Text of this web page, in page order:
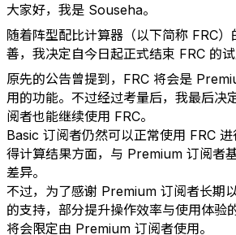
大家好，我是 Souseha。
随着阵型配比计算器（以下简称 FRC）
善，我决定自今日起正式结束 FRC 的试
原先的公告曾提到，FRC 将会是
用的功能。不过经过考量后，我最后决
阅者也能继续使用 FRC。
Basic 订阅者仍然可以正常使用 FRC
得计算结果方面，与 Premium 订阅者
差异。
不过，为了感谢 Premium 订阅者长期
的支持，部分提升操作效率与使用体验
将会限定由 Premium 订阅者使用。